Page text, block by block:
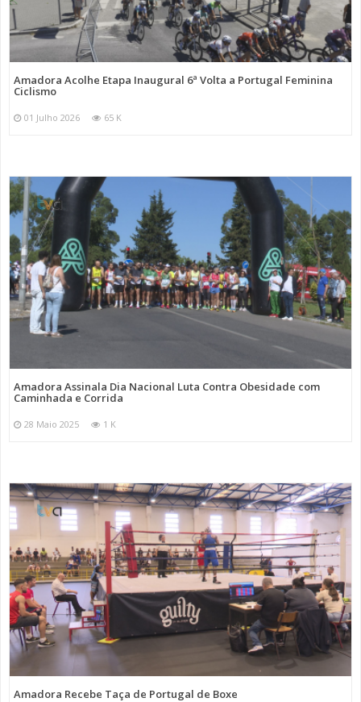
Amadora Acolhe Etapa Inaugural 6ª Volta a Portugal Feminina
Ciclismo
01 Julho 2026 65 K
Amadora Assinala Dia Nacional Luta Contra Obesidade com
Caminhada e Corrida
28 Maio 2025 1 K
Amadora Recebe Taça de Portugal de Boxe